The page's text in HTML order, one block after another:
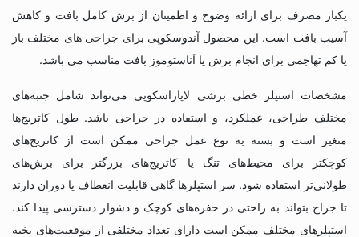
یکبار مصرف برای ارائه وضوح و اطمینان از برش کامل بافت و کاهش
آسیب بافت است. این محصول آندوسکوپی برای جراحی های مختلف باز
یا کم تهاجمی برای انجام برش یا آناستوموز بافت مناسب می باشد.
مشخصات استپلر خطی برشی لاپاراسکوپی می‌تواند شامل جنبه‌های
مختلف طراحی، عملکرد، و استفاده در جراحی باشد. طول کاتریج‌ها
متغیر است و بسته به نوع عمل جراحی ممکن است از کاتریج‌های
کوچکتر برای محیط‌های تنگ یا کاتریج‌های بزرگتر برای برش‌های
طولانی‌تر استفاده شود. سر استپلرها گاهی قابلیت انعطاف یا دوران دارند
تا جراح بتواند به راحتی در حفره‌های کوچک و دشوار دسترسی پیدا کند.
استپلرهای مختلف ممکن است دارای تعداد مختلفی از موقعیت‌های بخیه